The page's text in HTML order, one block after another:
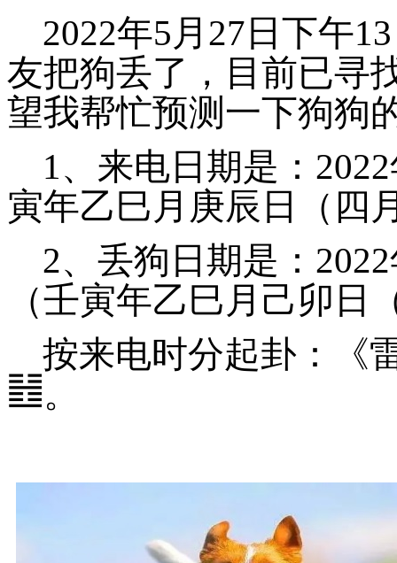
2022年5月27日下午
友把狗丢了，目前已寻
望我帮忙预测一下狗狗
1、来电日期是：
寅年乙巳月庚辰日（四
2、丢狗日期是：
（壬寅年乙巳月己卯
按来电时分起卦：《
䷲。